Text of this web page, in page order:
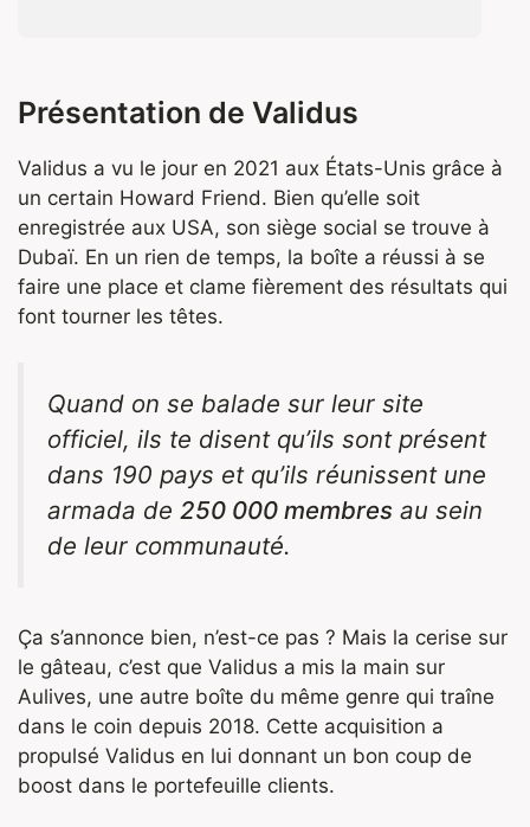
Présentation de Validus
Validus a vu le jour en 2021 aux États-Unis grâce à
un certain Howard Friend. Bien qu’elle soit
enregistrée aux USA, son siège social se trouve à
Dubaï. En un rien de temps, la boîte a réussi à se
faire une place et clame fièrement des résultats qui
font tourner les têtes.
Quand on se balade sur leur site
officiel, ils te disent qu’ils sont présent
dans 190 pays et qu’ils réunissent une
armada de 250 000 membres au sein
de leur communauté.
Ça s’annonce bien, n’est-ce pas ? Mais la cerise sur
le gâteau, c’est que Validus a mis la main sur
Aulives, une autre boîte du même genre qui traîne
dans le coin depuis 2018. Cette acquisition a
propulsé Validus en lui donnant un bon coup de
boost dans le portefeuille clients.